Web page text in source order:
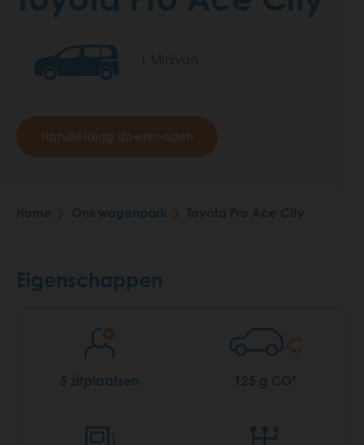
Handleiding downloaden
Home Ons wagenpark Toyota Pro Ace City
Eigenschappen
5 zitplaatsen 125 g CO²